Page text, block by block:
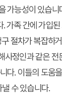
가능성이 있습
가족 간에 가입
절차가 복잡하
정인과 같은
다. 이들의 도움
수 있습니다.